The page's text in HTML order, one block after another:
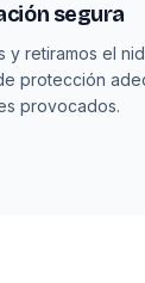
segura
y retiramos el
protección
provocados.